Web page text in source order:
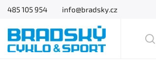
485 105 954 info@bradsky.cz